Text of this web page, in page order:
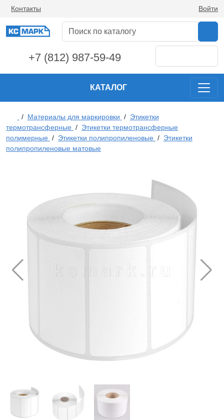
Контакты Войти
+7 (812) 987-59-49
КАТАЛОГ
/ Материалы для маркировки / Этикетки
термотрансферные / Этикетки термотрансферные
полимерные / Этикетки полипропиленовые / Этикетки
полипропиленовые матовые